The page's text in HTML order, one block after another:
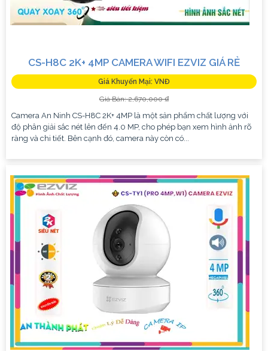
CS-H8C 2K+ 4MP CAMERA WIFI EZVIZ GIÁ RẺ
Giá Khuyến Mại: VNĐ
Giá Bán: 2,670,000 ₫
Camera An Ninh CS-H8C 2K+ 4MP là một sản phẩm chất lượng với
độ phân giải sắc nét lên đến 4.0 MP, cho phép bạn xem hình ảnh rõ
ràng và chi tiết. Bên cạnh đó, camera này còn có...